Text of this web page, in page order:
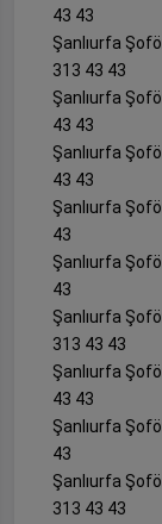
43 43
Şanlıurfa
313 43 43
Şanlıurfa
43 43
Şanlıurfa
43 43
Şanlıurfa
43
Şanlıurfa
43
Şanlıurfa
313 43 43
Şanlıurfa
43 43
Şanlıurfa
43
Şanlıurfa
313 43 43